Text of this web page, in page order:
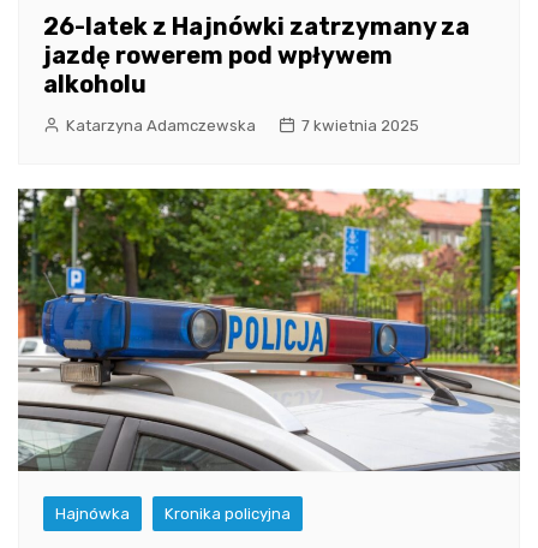
26-latek z Hajnówki zatrzymany za
jazdę rowerem pod wpływem
alkoholu
Katarzyna Adamczewska 7 kwietnia 2025
Hajnówka Kronika policyjna